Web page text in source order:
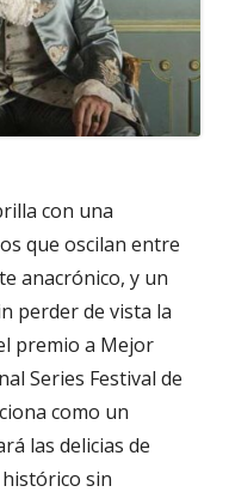
con una
que oscilan entre
anacrónico, y un
perder de vista la
premio a Mejor
Series Festival de
como un
las delicias de
sin